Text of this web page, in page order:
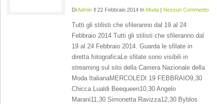
DiAdminIl 22 Febbraio 2014 In Moda| Nessun Commento
Tutti gli stilisti che sfileranno dal 19 al 24
Febbraio 2014 Tutti gli stilisti che sfileranno dal
19 al 24 Febbraio 2014. Guarda le sfilate in
diretta fotograficaLe sfilate sono visibili in
streaming sul sito della Camera Nazionale della
Moda ItalianaMERCOLEDI 19 FEBBRAIO9,30
Chicca Lualdi Beequeen10,30 Angelo
Marani11,30 Simonetta Ravizza12,30 Byblos